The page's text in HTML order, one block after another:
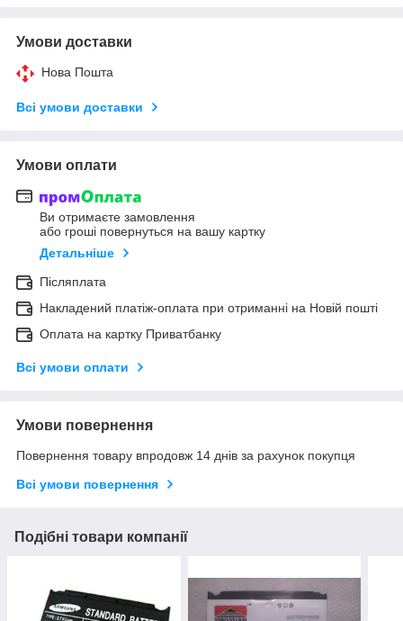
Умови доставки
Нова Пошта
Всі умови доставки
Умови оплати
Ви отримаєте замовлення
або гроші повернуться на вашу картку
Детальніше
Післяплата
Накладений платіж-оплата при отриманні на Новій пошті
Оплата на картку Приватбанку
Всі умови оплати
Умови повернення
Повернення товару впродовж 14 днів за рахунок покупця
Всі умови повернення
Подібні товари компанії